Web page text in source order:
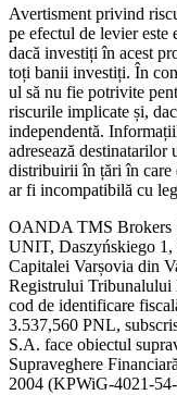
Avertisment privind
pe efectul de levier este
dacă investiți în acest
toți banii investiți. În
ul să nu fie potrivite
riscurile implicate și,
independentă.
adresează destinatarilor
distribuirii în țări în care
ar fi incompatibilă cu
OANDA TMS Brokers
UNIT, Daszyńskiego 1,
Capitalei Varșovia din
Registrului Tribunalului
cod de identificare
3.537,560 PNL,
S.A. face obiectul
Supraveghere
2004 (KPWiG-4021-